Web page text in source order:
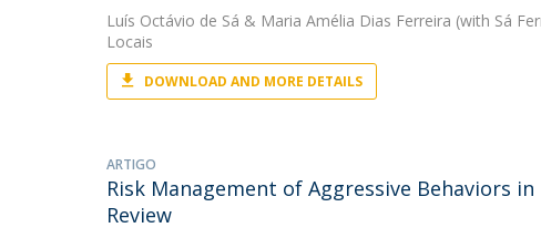
Luís Octávio de Sá & Maria Amélia Dias Ferreira (with Sá
Locais
DOWNLOAD AND MORE DETAILS
ARTIGO
Risk Management of Aggressive Behaviors
Review